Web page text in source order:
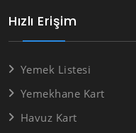
Hızlı Erişim
Yemek Listesi
Yemekhane Kart
Havuz Kart